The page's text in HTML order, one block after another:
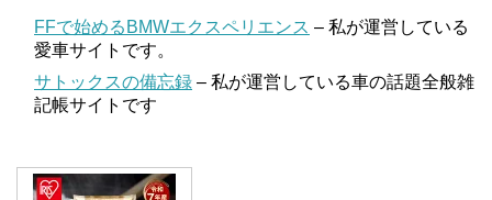
FFで始めるBMWエクスペリエンス – 私が運営している
愛車サイトです。
サトックスの備忘録 – 私が運営している車の話題全般雑
記帳サイトです